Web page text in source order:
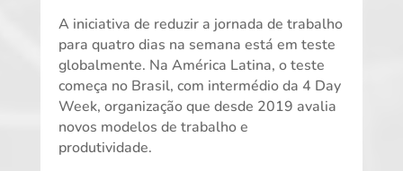
A iniciativa de reduzir a jornada de trabalho
para quatro dias na semana está em teste
globalmente. Na América Latina, o teste
começa no Brasil, com intermédio da 4 Day
Week, organização que desde 2019 avalia
novos modelos de trabalho e
produtividade.